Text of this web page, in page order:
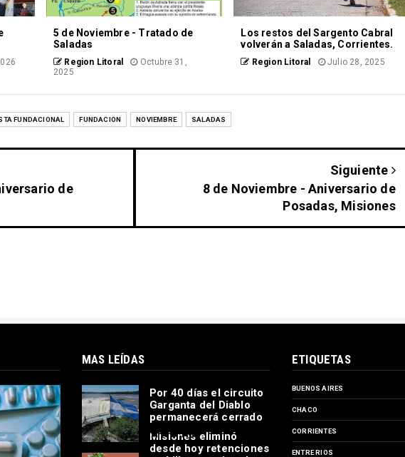
5 de Noviembre - Tratado de
Saladas
Region Litoral
Octubre 31,
2025
Los restos del Sargento Cabral
volverán a Saladas, Corrientes.
Region Litoral Julio 28, 2025
FUNDACIONAL FUNDACION NOVIEMBRE SALADAS
de
Siguiente
8 de Noviembre - Aniversario de
Posadas, Misiones
MAS LEÍDAS
Por 40 días el circuito
Garganta del Diablo
permanecerá cerrado
Misiones eliminó
desde hoy retenciones
ETIQUETAS
BUENOS AIRES
CHACO
CORRIENTES
ENTRE RIOS